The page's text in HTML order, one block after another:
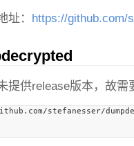
址： https://github.com/
提供release版本，故需
stefanesser/